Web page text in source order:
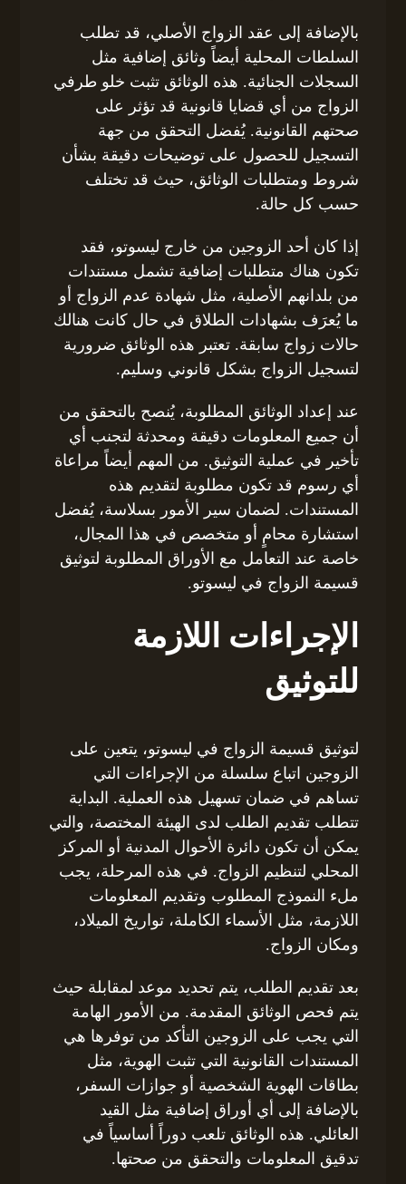
بالإضافة إلى عقد الزواج الأصلي، قد تطلب
السلطات المحلية أيضاً وثائق إضافية مثل
السجلات الجنائية. هذه الوثائق تثبت خلو طرفي
الزواج من أي قضايا قانونية قد تؤثر على
صحتهم القانونية. يُفضل التحقق من جهة
التسجيل للحصول على توضيحات دقيقة بشأن
شروط ومتطلبات الوثائق، حيث قد تختلف
حسب كل حالة.
إذا كان أحد الزوجين من خارج ليسوتو، فقد
تكون هناك متطلبات إضافية تشمل مستندات
من بلدانهم الأصلية، مثل شهادة عدم الزواج أو
ما يُعرَف بشهادات الطلاق في حال كانت هنالك
حالات زواج سابقة. تعتبر هذه الوثائق ضرورية
لتسجيل الزواج بشكل قانوني وسليم.
عند إعداد الوثائق المطلوبة، يُنصح بالتحقق من
أن جميع المعلومات دقيقة ومحدثة لتجنب أي
تأخير في عملية التوثيق. من المهم أيضاً مراعاة
أي رسوم قد تكون مطلوبة لتقديم هذه
المستندات. لضمان سير الأمور بسلاسة، يُفضل
استشارة محامٍ أو متخصص في هذا المجال،
خاصة عند التعامل مع الأوراق المطلوبة لتوثيق
قسيمة الزواج في ليسوتو.
الإجراءات اللازمة
للتوثيق
لتوثيق قسيمة الزواج في ليسوتو، يتعين على
الزوجين اتباع سلسلة من الإجراءات التي
تساهم في ضمان تسهيل هذه العملية. البداية
تتطلب تقديم الطلب لدى الهيئة المختصة، والتي
يمكن أن تكون دائرة الأحوال المدنية أو المركز
المحلي لتنظيم الزواج. في هذه المرحلة، يجب
ملء النموذج المطلوب وتقديم المعلومات
اللازمة، مثل الأسماء الكاملة، تواريخ الميلاد،
ومكان الزواج.
بعد تقديم الطلب، يتم تحديد موعد لمقابلة حيث
يتم فحص الوثائق المقدمة. من الأمور الهامة
التي يجب على الزوجين التأكد من توفرها هي
المستندات القانونية التي تثبت الهوية، مثل
بطاقات الهوية الشخصية أو جوازات السفر،
بالإضافة إلى أي أوراق إضافية مثل القيد
العائلي. هذه الوثائق تلعب دوراً أساسياً في
تدقيق المعلومات والتحقق من صحتها.